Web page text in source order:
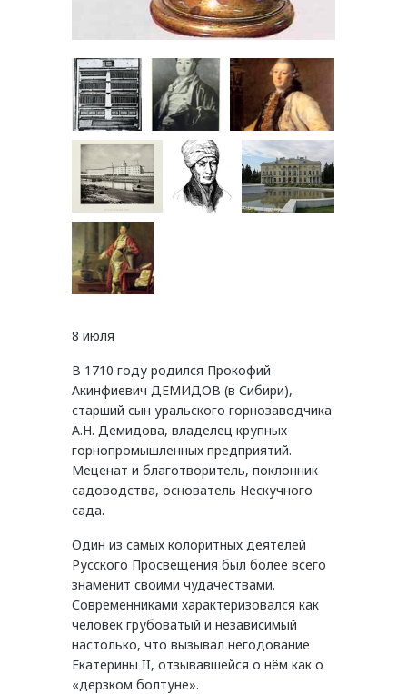
8 июля
В 1710 году родился Прокофий
Акинфиевич ДЕМИДОВ (в Сибири),
старший сын уральского горнозаводчика
А.Н. Демидова, владелец крупных
горнопромышленных предприятий.
Меценат и благотворитель, поклонник
садоводства, основатель Нескучного
сада.
Один из самых колоритных деятелей
Русского Просвещения был более всего
знаменит своими чудачествами.
Современниками характеризовался как
человек грубоватый и независимый
настолько, что вызывал негодование
Екатерины II, отзывавшейся о нём как о
«дерзком болтуне».